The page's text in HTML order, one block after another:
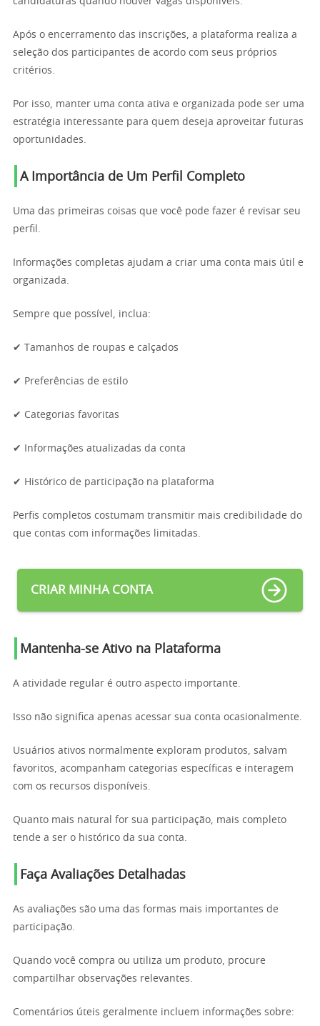
Após o encerramento das inscrições, a plataforma realiza a
seleção dos participantes de acordo com seus próprios
critérios.
Por isso, manter uma conta ativa e organizada pode ser uma
estratégia interessante para quem deseja aproveitar futuras
oportunidades.
A Importância de Um Perfil Completo
Uma das primeiras coisas que você pode fazer é revisar seu
perfil.
Informações completas ajudam a criar uma conta mais útil e
organizada.
Sempre que possível, inclua:
✔ Tamanhos de roupas e calçados
✔ Preferências de estilo
✔ Categorias favoritas
✔ Informações atualizadas da conta
✔ Histórico de participação na plataforma
Perfis completos costumam transmitir mais credibilidade do
que contas com informações limitadas.
CRIAR MINHA CONTA
Mantenha-se Ativo na Plataforma
A atividade regular é outro aspecto importante.
Isso não significa apenas acessar sua conta ocasionalmente.
Usuários ativos normalmente exploram produtos, salvam
favoritos, acompanham categorias específicas e interagem
com os recursos disponíveis.
Quanto mais natural for sua participação, mais completo
tende a ser o histórico da sua conta.
Faça Avaliações Detalhadas
As avaliações são uma das formas mais importantes de
participação.
Quando você compra ou utiliza um produto, procure
compartilhar observações relevantes.
Comentários úteis geralmente incluem informações sobre: